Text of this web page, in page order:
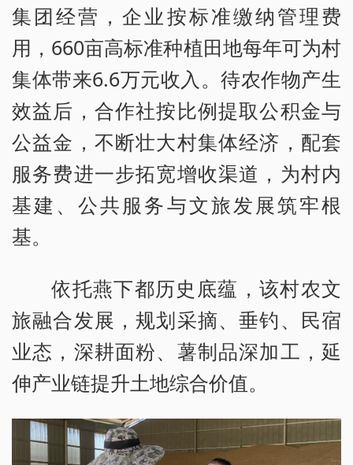
集团经营，企业按标准缴纳管理费
用，660亩高标准种植田地每年可为村
集体带来6.6万元收入。待农作物产生
效益后，合作社按比例提取公积金与
公益金，不断壮大村集体经济，配套
服务费进一步拓宽增收渠道，为村内
基建、公共服务与文旅发展筑牢根
基。
依托燕下都历史底蕴，该村农文
旅融合发展，规划采摘、垂钓、民宿
业态，深耕面粉、薯制品深加工，延
伸产业链提升土地综合价值。